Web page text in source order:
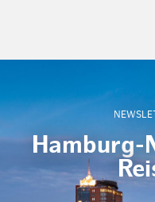
Hamburg-